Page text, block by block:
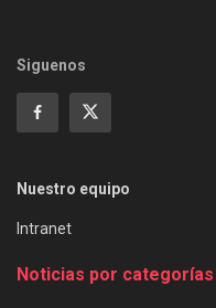
Siguenos
Nuestro equipo
Intranet
Noticias por categorías